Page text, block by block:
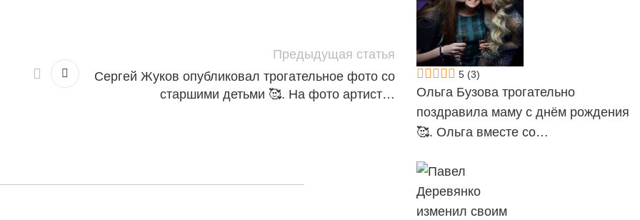
Предыдущая статья
Сергей Жуков опубликовал трогательное фото со
старшими детьми 🥰. На фото артист…
5 (3)
Ольга Бузова трогательно
поздравила маму с днём рождения
🥰. Ольга вместе со…